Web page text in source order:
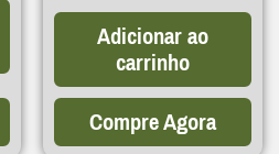
Adicionar ao
carrinho
Compre Agora